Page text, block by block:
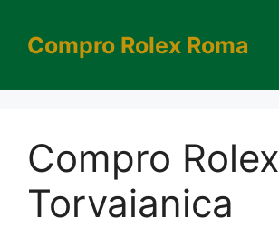
contenuto
Compro Rolex Roma
Compro Rolex
Torvaianica